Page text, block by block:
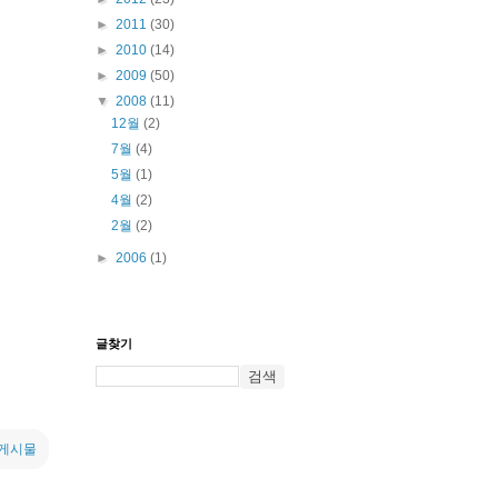
시물
► 2011 (30)
► 2010 (14)
► 2009 (50)
▼ 2008 (11)
12월(2)
7월(4)
5월(1)
4월(2)
2월(2)
► 2006 (1)
글찾기